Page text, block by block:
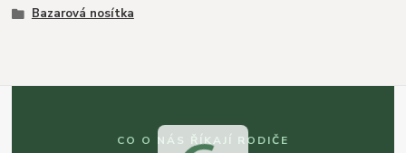
Bazarová nosítka
CO O NÁS ŘÍKAJÍ RODIČE